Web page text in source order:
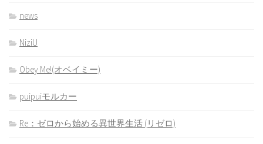
news
NiziU
Obey Me!(オベイミー)
puipuiモルカー
Re：ゼロから始める異世界生活 (リゼロ)